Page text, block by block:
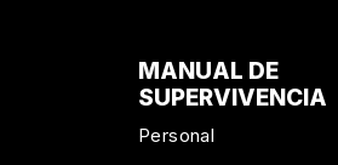
MANUAL DE
SUPERVIVENCIA
Personal